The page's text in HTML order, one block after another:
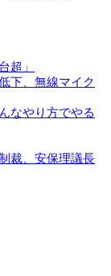
超」
下、無線マイク
なやり方でやる
裁、安保理議長